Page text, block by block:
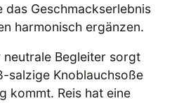
das Geschmackserlebnis
harmonisch ergänzen.
neutrale Begleiter sorgt
salzige Knoblauchsoße
kommt. Reis hat eine